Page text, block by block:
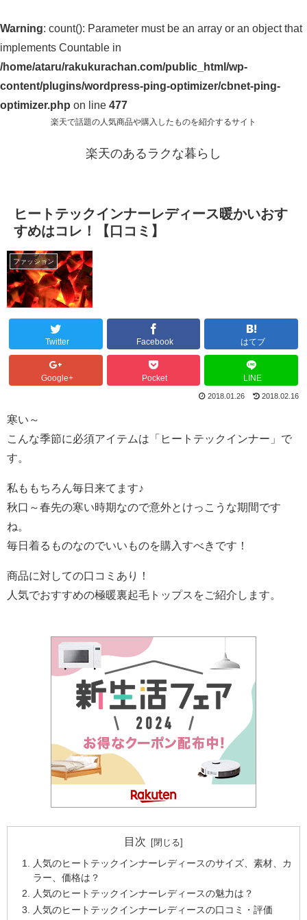
Warning: count(): Parameter must be an array or an object that
implements Countable in
/home/ataru/rakukurachan.com/public_html/wp-
content/plugins/wordpress-ping-optimizer/cbnet-ping-
optimizer.php on line 477
楽天で話題の人気商品や購入したものを紹介するサイト
楽天のあるラクな暮らし
ヒートテックインナーレディース暖かいおす
すめはコレ！【口コミ】
ファッション
Twitter Facebook はてブ
Google+ Pocket LINE
2018.01.26 2018.02.16
寒い～
こんな季節に必須アイテムは「ヒートテックインナー」で
す。
私ももちろん毎日来てます♪
秋口～春先の寒い時期なので意外とけっこうな期間です
ね。
毎日着るものなのでいいものを購入すべきです！
商品に対しての口コミあり！
人気でおすすめの極暖裏起毛トップスをご紹介します。
目次
人気のヒートテックインナーレディースのサイズ、素材、カ
ラー、価格は？
人気のヒートテックインナーレディースの魅力は？
人気のヒートテックインナーレディースの口コミ・評価